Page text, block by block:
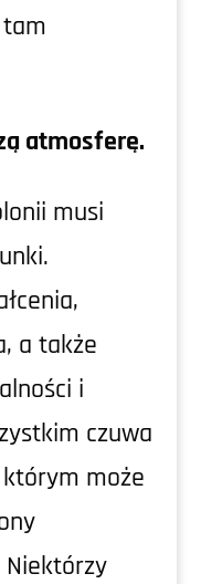
atmosferę.
musi
a także
i
czuwa
może